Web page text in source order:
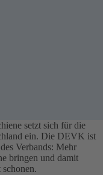
setzt sich für die
ein. Die DEVK ist
Verbands: Mehr
bringen und damit